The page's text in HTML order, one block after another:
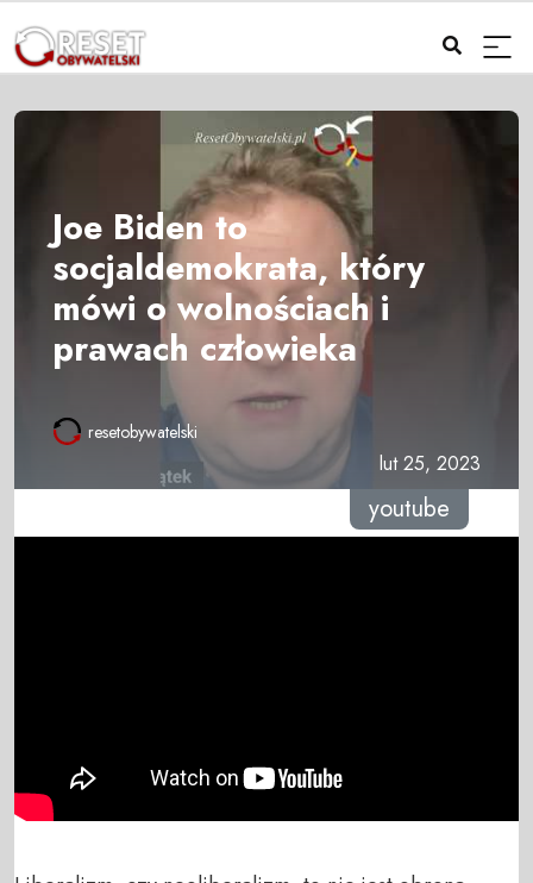
Joe Biden to
socjaldemokrata, który
mówi o wolnościach i
prawach człowieka
resetobywatelski
lut 25, 2023
youtube